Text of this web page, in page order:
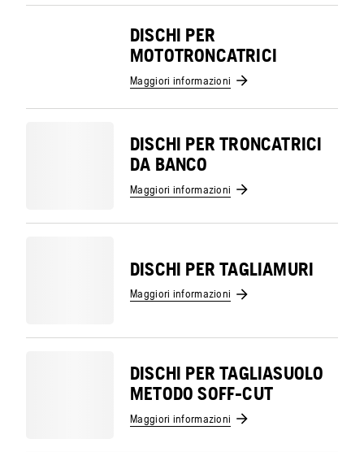
DISCHI PER
MOTOTRONCATRICI
Maggiori informazioni
DISCHI PER TRONCATRICI
DA BANCO
Maggiori informazioni
DISCHI PER TAGLIAMURI
Maggiori informazioni
DISCHI PER TAGLIASUOLO
METODO SOFF-CUT
Maggiori informazioni